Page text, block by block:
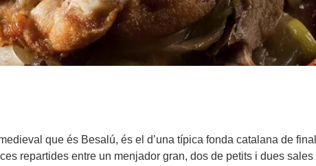
que és Besalú, és el d’una típica fonda catalana de
repartides entre un menjador gran, dos de petits i dues